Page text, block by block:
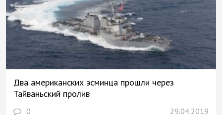
Два американских эсминца прошли через
Тайваньский пролив
0 29.04.2019